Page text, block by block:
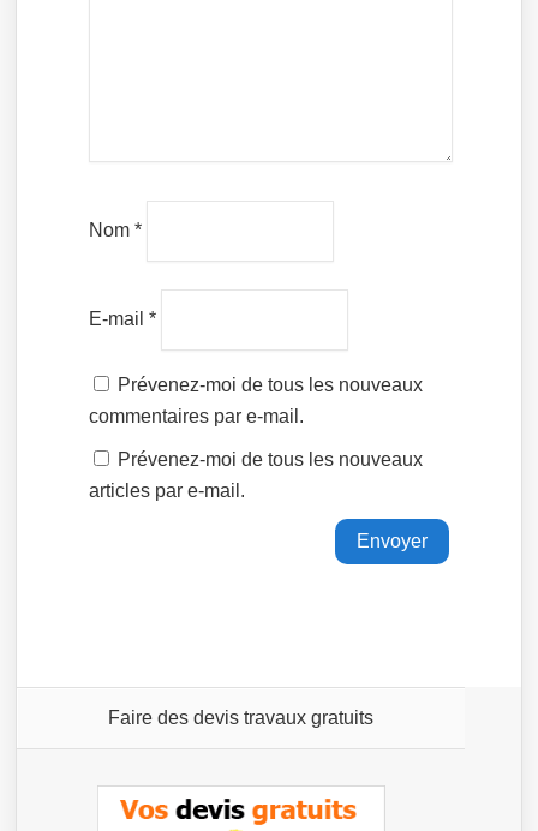
Nom*
E-mail*
Prévenez-moi de tous les nouveaux
commentaires par e-mail.
Prévenez-moi de tous les nouveaux
articles par e-mail.
Faire des devis travaux gratuits